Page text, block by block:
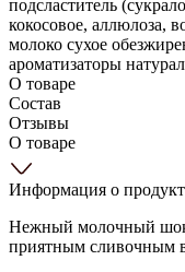
подсластитель
кокосовое, аллюлоза,
молоко сухое
ароматизаторы
О товаре
Состав
Отзывы
О товаре
Информация о
Нежный молочный
приятным сливочным